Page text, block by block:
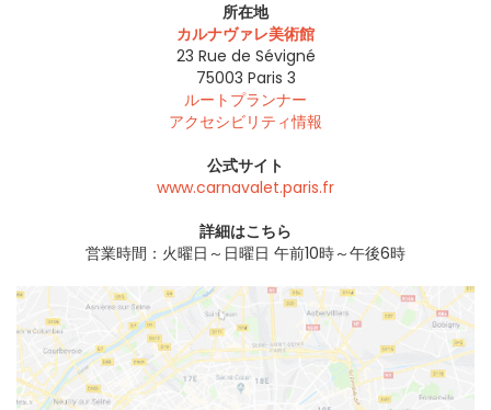
所在地
カルナヴァレ美術館
23 Rue de Sévigné
75003 Paris 3
ルートプランナー
アクセシビリティ情報
公式サイト
www.carnavalet.paris.fr
詳細はこちら
営業時間：火曜日～日曜日 午前10時～午後6時